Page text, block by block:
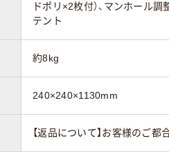
ドポリ×2枚付）、マンホール調
テント
約8kg
240×240×1130mm
【返品について】お客様のご